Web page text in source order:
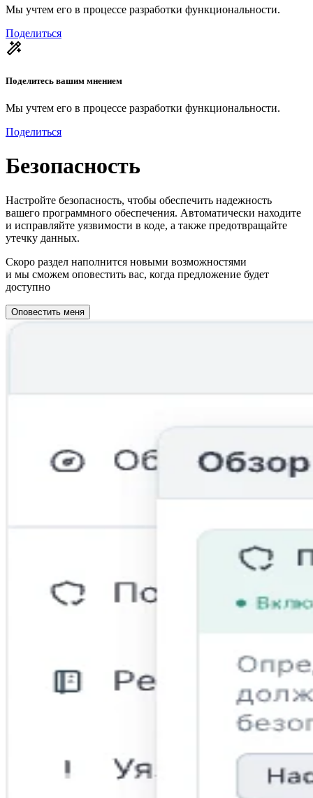
Мы учтем его в процессе разработки функциональности.
Поделиться
Поделитесь вашим мнением
Мы учтем его в процессе разработки функциональности.
Поделиться
Безопасность
Настройте безопасность, чтобы обеспечить надежность
вашего программного обеспечения. Автоматически находите
и исправляйте уязвимости в коде, а также предотвращайте
утечку данных.
Скоро раздел наполнится новыми возможностями
и мы сможем оповестить вас, когда предложение будет
доступно
Оповестить меня